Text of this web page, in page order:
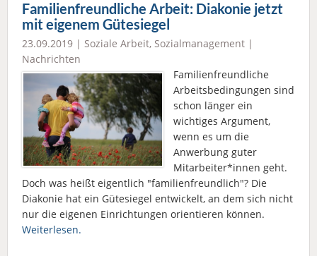
Familienfreundliche Arbeit: Diakonie jetzt
mit eigenem Gütesiegel
23.09.2019 | Soziale Arbeit, Sozialmanagement |
Nachrichten
Familienfreundliche
Arbeitsbedingungen sind
schon länger ein
wichtiges Argument,
wenn es um die
Anwerbung guter
Mitarbeiter*innen geht.
Doch was heißt eigentlich "familienfreundlich"? Die
Diakonie hat ein Gütesiegel entwickelt, an dem sich nicht
nur die eigenen Einrichtungen orientieren können.
Weiterlesen.